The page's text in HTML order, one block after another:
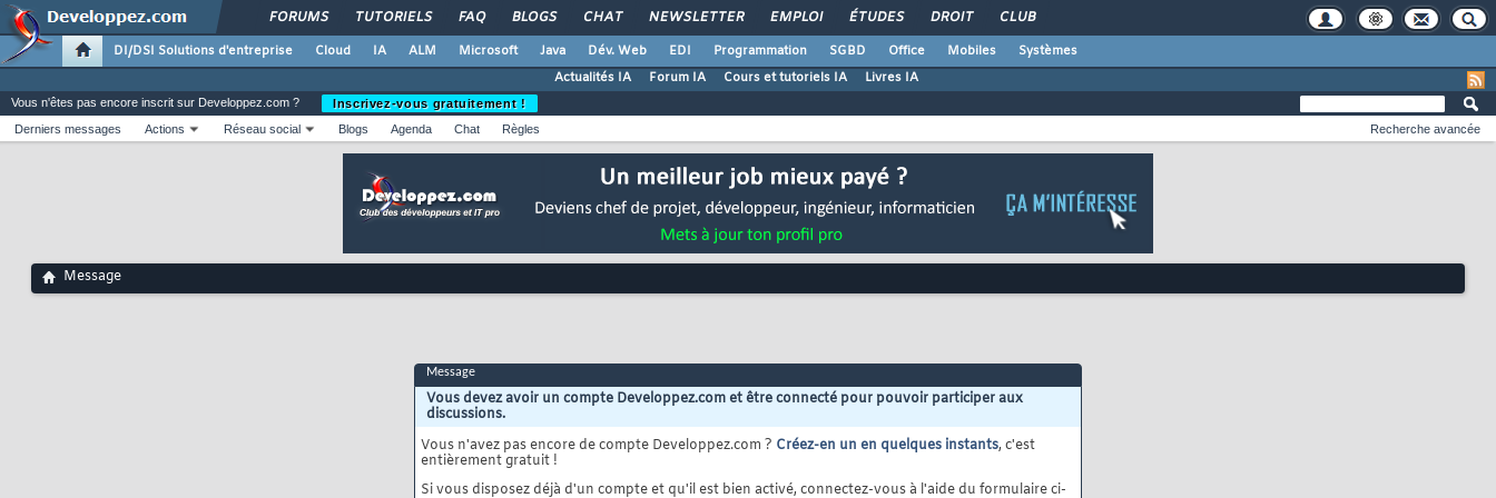
FORUMS TUTORIELS FAQ BLOGS CHAT NEWSLETTER EMPLOI ÉTUDES DROIT CLUB
DI/DSI Solutions d'entreprise Cloud IA ALM Microsoft Java Dév. Web EDI Programmation SGBD Office Mobiles
Systèmes
Actualités IA
Forum IA Cours et tutoriels IA Livres IA
Vous n'êtes pas encore inscrit sur Developpez.com ?
Inscrivez-vous gratuitement !
Derniers messages
Actions Réseau social Blogs Agenda Chat Règles Recherche avancée
Message
Message
Vous devez avoir un compte Developpez.com et être connecté pour pouvoir participer aux
discussions.
Vous n'avez pas encore de compte Developpez.com ? Créez-en un en quelques instants, c'est
entièrement gratuit !
Si vous disposez déjà d'un compte et qu'il est bien activé, connectez-vous à l'aide du formulaire ci-